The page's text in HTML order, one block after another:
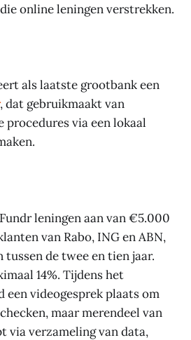
online leningen verstrekken.
als laatste grootbank een
, dat gebruikmaakt van
procedures via een lokaal
leningen aan van €5.000
van Rabo, ING en ABN,
de twee en tien jaar.
14%. Tijdens het
een videogesprek plaats om
maar merendeel van
via verzameling van data,